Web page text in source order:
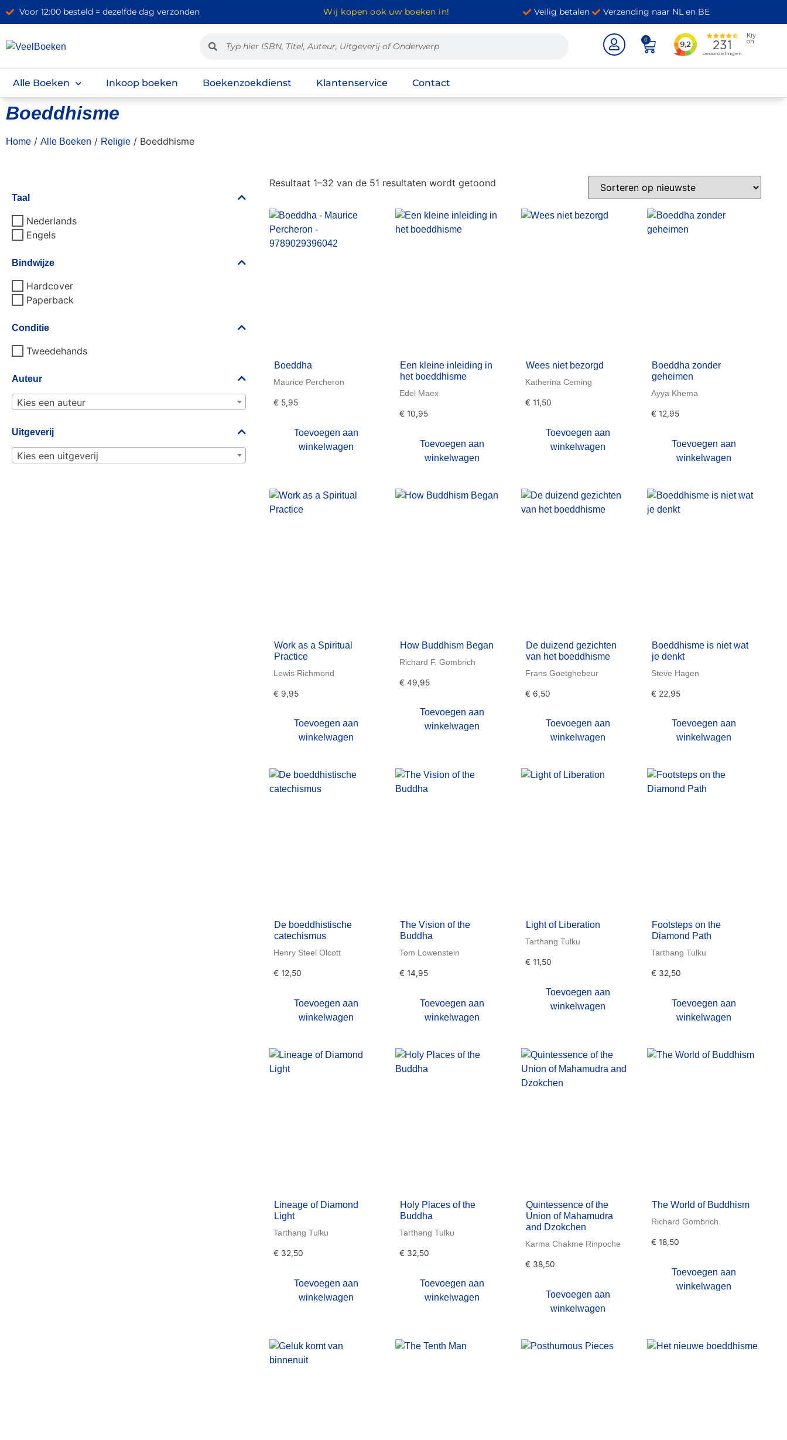
Voor 12:00 besteld = dezelfde dag verzonden Wij kopen ook uw boeken in! Veilig betalen Verzending naar NL en BE
0
Alle Boeken Inkoop boeken Boekenzoekdienst Klantenservice Contact
Boeddhisme
Home / Alle Boeken / Religie / Boeddhisme
Taal
Nederlands
Engels
Bindwijze
Hardcover
Paperback
Conditie
Tweedehands
Auteur
Kies een auteur
Uitgeverij
Kies een uitgeverij
Resultaat 1–32 van de 51 resultaten wordt getoond
Boeddha
Maurice Percheron
€ 5,95
Toevoegen aan
winkelwagen
Een kleine inleiding in
het boeddhisme
Edel Maex
€ 10,95
Toevoegen aan
winkelwagen
Wees niet bezorgd
Katherina Ceming
€ 11,50
Toevoegen aan
winkelwagen
Boeddha zonder
geheimen
Ayya Khema
€ 12,95
Toevoegen aan
winkelwagen
Work as a Spiritual
Practice
Lewis Richmond
€ 9,95
Toevoegen aan
winkelwagen
How Buddhism Began
Richard F. Gombrich
€ 49,95
Toevoegen aan
winkelwagen
De duizend gezichten
van het boeddhisme
Frans Goetghebeur
€ 6,50
Toevoegen aan
winkelwagen
Boeddhisme is niet wat
je denkt
Steve Hagen
€ 22,95
Toevoegen aan
winkelwagen
De boeddhistische
catechismus
Henry Steel Olcott
€ 12,50
Toevoegen aan
winkelwagen
The Vision of the
Buddha
Tom Lowenstein
€ 14,95
Toevoegen aan
winkelwagen
Light of Liberation
Tarthang Tulku
€ 11,50
Toevoegen aan
winkelwagen
Footsteps on the
Diamond Path
Tarthang Tulku
€ 32,50
Toevoegen aan
winkelwagen
Lineage of Diamond
Light
Tarthang Tulku
€ 32,50
Toevoegen aan
winkelwagen
Holy Places of the
Buddha
Tarthang Tulku
€ 32,50
Toevoegen aan
winkelwagen
Quintessence of the
Union of Mahamudra
and Dzokchen
Karma Chakme Rinpoche
€ 38,50
Toevoegen aan
winkelwagen
The World of Buddhism
Richard Gombrich
€ 18,50
Toevoegen aan
winkelwagen